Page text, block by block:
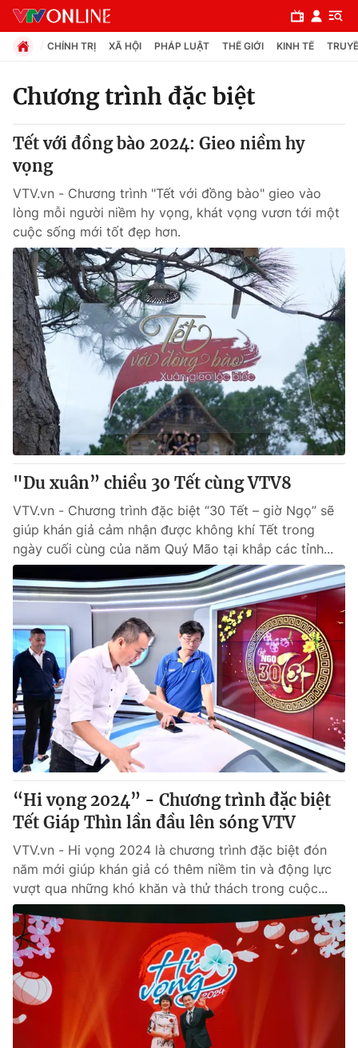
Chuyên mục
Chính trị
Xã hội
Pháp luật
Y tế
Thế giới
Tin tức
Thế giới đó đây
Câu chuyện quốc tế
Kinh tế
Tài chính
Thị trường
Góc doanh nghiệp
Dữ liệu và đời sống
Truyền hình
Phim VTV
Hậu trường
Nhân vật
Giải sao mai
Giải trí
Điện ảnh
Âm nhạc
Sao
Đời sống
Làm đẹp
Chất lượng cuộc sống
Giáo dục
Tuyển sinh
Học trực tuyến
Công nghệ
Hitech Công nghệ tương lai
Sản phẩm
Thị trường
Tư vấn
Giao lưu trực tuyến
Lịch phát sóng
Chuyên mục khác
Emagazine Podcast
Photo Infographic
Video Shorts video
VTV Money VTV Thể thao
VTV Sức khoẻ Bất động sản
CHÍNH TRỊ XÃ HỘI PHÁP LUẬT THẾ GIỚI KINH TẾ
Chương trình đặc biệt
Tết với đồng bào 2024: Gieo niềm hy
vọng
VTV.vn - Chương trình "Tết với đồng bào" gieo vào
lòng mỗi người niềm hy vọng, khát vọng vươn tới một
cuộc sống mới tốt đẹp hơn.
"Du xuân” chiều 30 Tết cùng VTV8
VTV.vn - Chương trình đặc biệt “30 Tết – giờ Ngọ” sẽ
giúp khán giả cảm nhận được không khí Tết trong
ngày cuối cùng của năm Quý Mão tại khắp các tỉnh...
“Hi vọng 2024” - Chương trình đặc biệt
Tết Giáp Thìn lần đầu lên sóng VTV
VTV.vn - Hi vọng 2024 là chương trình đặc biệt đón
năm mới giúp khán giả có thêm niềm tin và động lực
vượt qua những khó khăn và thử thách trong cuộc...